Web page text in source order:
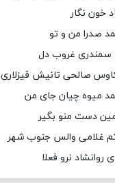
خون نگار
صدرا من و تو
سمندری غروب دل
صالحی تانیش قیزلاری
میوه چیان جای من
دست منو بگیر
غلامی والس جنوب شهر
روانشاد نرو فعلا